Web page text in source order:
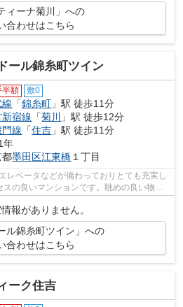
ィーナ菊川」への
合わせはこちら
ール錦糸町ツイン
半額 敷0
「錦糸町 」駅 徒歩11分
宿線 「菊川 」駅 徒歩12分
線 「住吉 」駅 徒歩11分
年
都墨田区江東橋 １丁目
レベータなどが備わっておりとても充実し
の良いマンションです。眺めの良い物件
です。...
報がありません。
ル錦糸町ツイン」への
合わせはこちら
ーク住吉